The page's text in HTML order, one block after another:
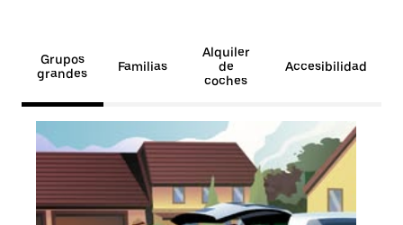
Grupos
grandes
Familias
Alquiler
de
coches
Accesibilidad